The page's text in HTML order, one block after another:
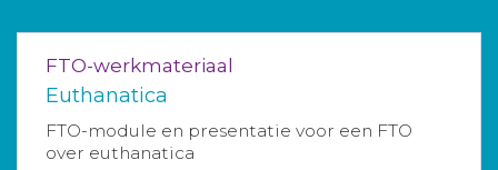
FTO-werkmateriaal
Euthanatica
FTO-module en presentatie voor een FTO
over euthanatica